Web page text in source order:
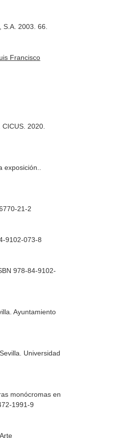
2003. 66.
Francisco
CICUS. 2020.
exposición.
21-2
9102-073-8
978-84-9102-
Ayuntamiento
. Sevilla. Universidad
monócromas en
1991-9